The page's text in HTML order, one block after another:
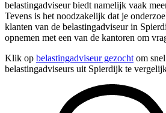
belastingadviseur biedt namelijk vaak
Tevens is het noodzakelijk dat je
klanten van de belastingadviseur in
opnemen met een van de kantoren om
Klik op belastingadviseur gezocht om
belastingadviseurs uit Spierdijk te